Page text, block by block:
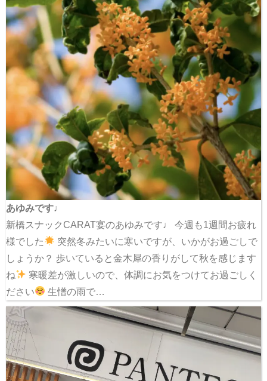
あゆみです♩
新橋スナックCARAT宴のあゆみです♩ 今週も1週間お疲れ
様でした
突然冬みたいに寒いですが、いかがお過ごしで
しょうか？ 歩いていると金木犀の香りがして秋を感じます
ね
寒暖差が激しいので、体調にお気をつけてお過ごしく
ださい
生憎の雨で…